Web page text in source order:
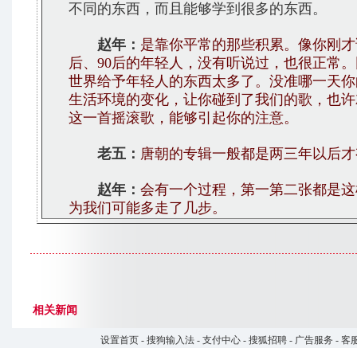
不同的东西，而且能够学到很多的东西。
赵年： 是靠你平常的那些积累。像你刚
后、90后的年轻人，没有听说过，也很正常
世界给予年轻人的东西太多了。没准哪一天
生活环境的变化，让你碰到了我们的歌，也
这一首摇滚歌，能够引起你的注意。
老五： 唐朝的专辑一般都是两三年以后
赵年： 会有一个过程，第一第二张都是
为我们可能多走了几步。
相关新闻
设置首页- 搜狗输入法- 支付中心- 搜狐招聘- 广告服务 - 客